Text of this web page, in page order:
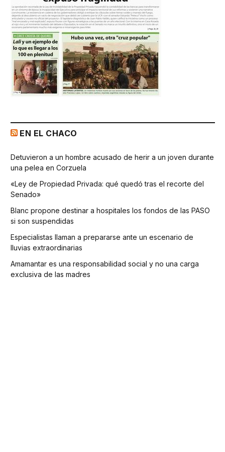
EN EL CHACO
Detuvieron a un hombre acusado de herir a un joven durante
una pelea en Corzuela
«Ley de Propiedad Privada: qué quedó tras el recorte del
Senado»
Blanc propone destinar a hospitales los fondos de las PASO
si son suspendidas
Especialistas llaman a prepararse ante un escenario de
lluvias extraordinarias
Amamantar es una responsabilidad social y no una carga
exclusiva de las madres